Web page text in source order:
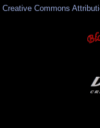
Creative Commons